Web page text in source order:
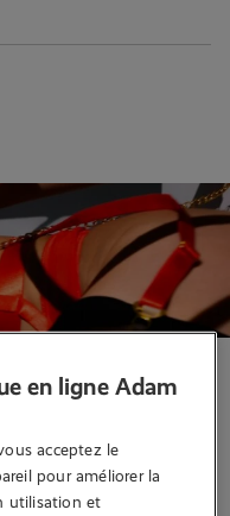
en ligne Adam
acceptez le
pour améliorer la
utilisation et